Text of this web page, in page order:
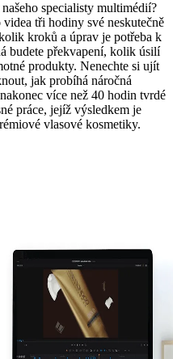
specialisty multimédií?
tři hodiny své neskutečně
kroků a úprav je potřeba k
budete překvapení, kolik úsilí
produkty. Nenechte si ujít
jak probíhá náročná
více než 40 hodin tvrdé
práce, jejíž výsledkem je
vlasové kosmetiky.